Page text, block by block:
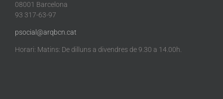
08001 Barcelona
93 317-63-97
psocial@arqbcn.cat
Horari: Matins: De dilluns a divendres de 9.30 a 14.00h.